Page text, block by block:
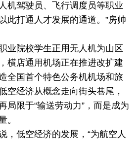
机驾驶员、飞行调度员等职业
此打通人才发展的通道。”房帅
业院校学生正用无人机为山区
横店通用机场正在推进改扩建
全国首个特色公务机机场和旅
经济从概念走向街头巷尾，
局限于“输送劳动力”，而是成为
。
，低空经济的发展，“为航空人